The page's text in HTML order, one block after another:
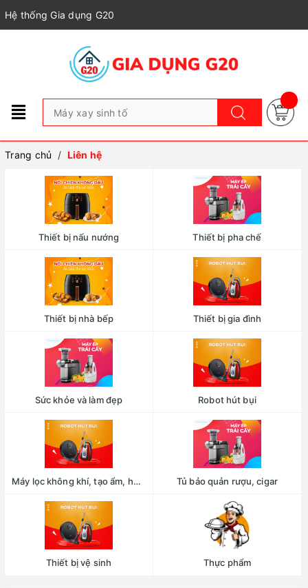
Hệ thống Gia dụng G20
Trang chủ / Liên hệ
Thiết bị nấu nướng Thiết bị pha chế
Thiết bị nhà bếp Thiết bị gia đình
Sức khỏe và làm đẹp Robot hút bụi
Máy lọc không khí, tạo ẩm, hút ẩm Tủ bảo quản rượu, cigar
Thiết bị vệ sinh Thực phẩm